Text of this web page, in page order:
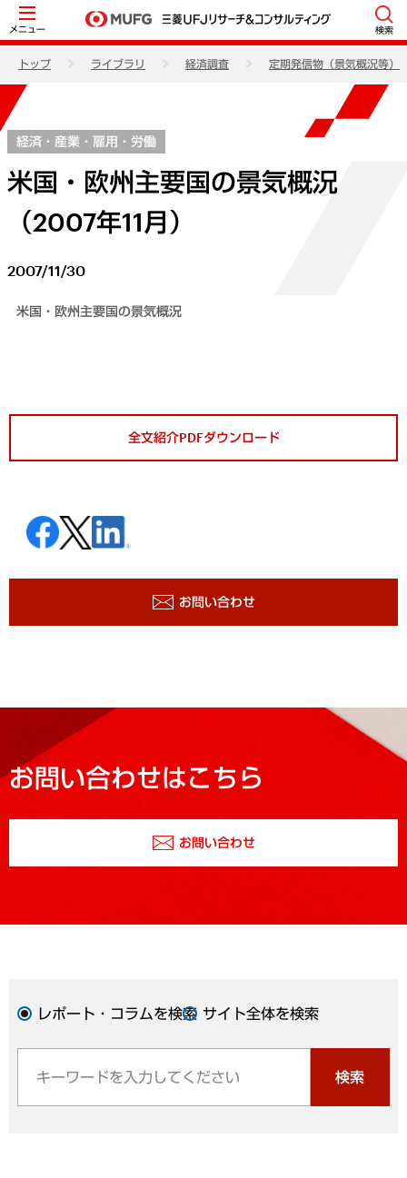
メニュー 検索
トップ ライブラリ 経済調査 定期発信物（景気概況等）
経済・産業・雇用・労働
米国・欧州主要国の景気概況
（2007年11月）
2007/11/30
米国・欧州主要国の景気概況
全文紹介PDFダウンロード
お問い合わせ
お問い合わせはこちら
お問い合わせ
レポート・コラムを検索 サイト全体を検索
検索